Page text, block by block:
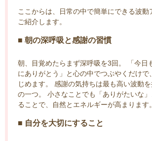
ここからは、日常の中で簡単にできる波動
ご紹介します。
■ 朝の深呼吸と感謝の習慣
朝、目覚めたらまず深呼吸を3回。 「今日
にありがとう」と心の中でつぶやくだけで
じめます。 感謝の気持ちは最も高い波動
の一つ。 小さなことでも「ありがたいな
ることで、自然とエネルギーが高まります。
■ 自分を大切にすること